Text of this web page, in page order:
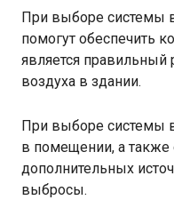
При выборе системы
помогут обеспечить
является правильный
воздуха в здании.
При выборе системы
в помещении, а также
дополнительных
выбросы.